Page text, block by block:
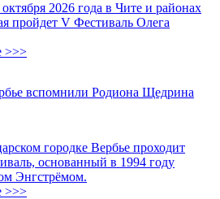
2026 года в Чите и районах
пройдет V Фестиваль Олега
>>>
вспомнили Родиона Щедрина
городке Вербье проходит
основанный в 1994 году
Энгстрёмом.
>>>